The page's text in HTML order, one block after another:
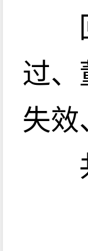
回
过
失
共